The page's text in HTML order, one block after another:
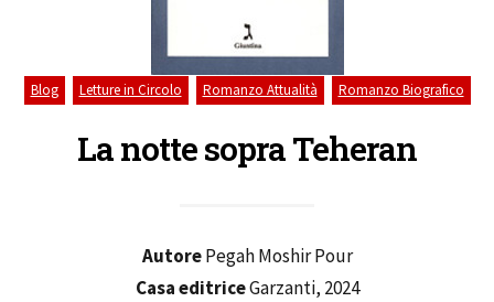
Blog Letture in Circolo Romanzo Attualità Romanzo Biografico
La notte sopra Teheran
AutorePegah Moshir Pour
Casa editriceGarzanti, 2024